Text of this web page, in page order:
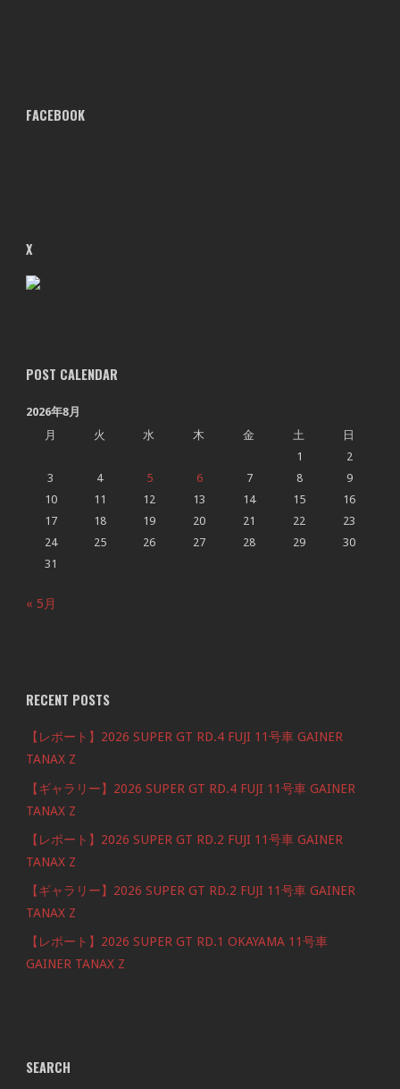
FACEBOOK
X
POST CALENDAR
2026年8月
月
火 水 木 金 土
日
1
2
3
4 5 6 7 8
9
10
11 12 13 14 15
16
17
18 19 20 21 22
23
24
25 26 27 28 29
30
31
« 5月
RECENT POSTS
【レポート】2026 SUPER GT RD.4 FUJI 11号車 GAINER
TANAX Z
【ギャラリー】2026 SUPER GT RD.4 FUJI 11号車 GAINER
TANAX Z
【レポート】2026 SUPER GT RD.2 FUJI 11号車 GAINER
TANAX Z
【ギャラリー】2026 SUPER GT RD.2 FUJI 11号車 GAINER
TANAX Z
【レポート】2026 SUPER GT RD.1 OKAYAMA 11号車
GAINER TANAX Z
SEARCH